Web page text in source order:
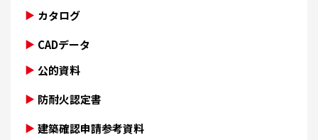
カタログ
CADデータ
公的資料
防耐火認定書
建築確認申請参考資料